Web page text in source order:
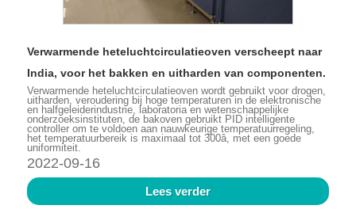
Verwarmende heteluchtcirculatieoven verscheept naar
India, voor het bakken en uitharden van componenten.
Verwarmende heteluchtcirculatieoven wordt gebruikt voor drogen,
uitharden, veroudering bij hoge temperaturen in de elektronische
en halfgeleiderindustrie, laboratoria en wetenschappelijke
onderzoeksinstituten, de bakoven gebruikt PID intelligente
controller om te voldoen aan nauwkeurige temperatuurregeling,
het temperatuurbereik is maximaal tot 300â, met een goede
uniformiteit.
2022-09-16
Lees verder